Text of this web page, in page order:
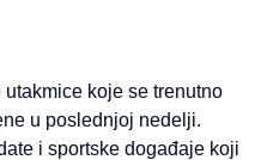
koje se trenutno
u poslednjoj nedelji.
i sportske događaje koji